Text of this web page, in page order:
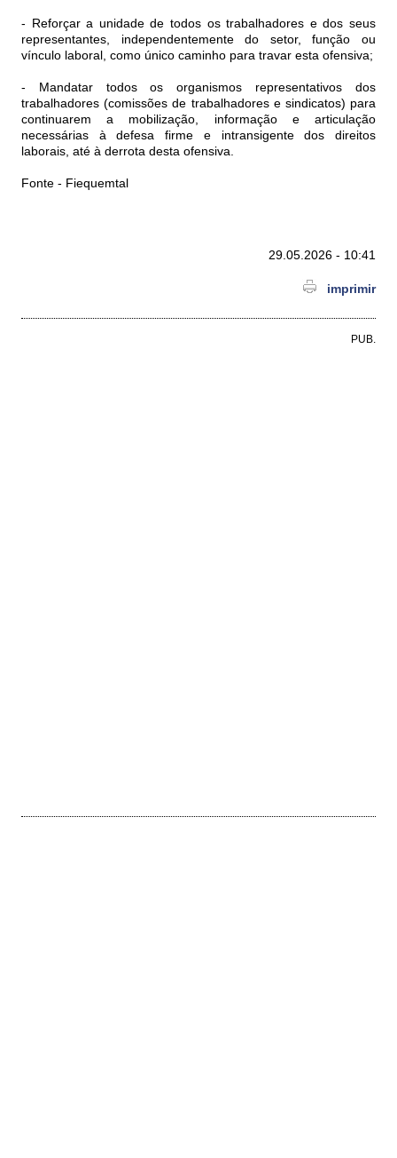
- Reforçar a unidade de todos os trabalhadores e dos seus
representantes, independentemente do setor, função ou
vínculo laboral, como único caminho para travar esta ofensiva;
- Mandatar todos os organismos representativos dos
trabalhadores (comissões de trabalhadores e sindicatos) para
continuarem a mobilização, informação e articulação
necessárias à defesa firme e intransigente dos direitos
laborais, até à derrota desta ofensiva.
Fonte - Fiequemtal
29.05.2026 - 10:41
imprimir
PUB.